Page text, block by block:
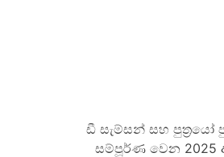
ඩී සැම්සන් සහ පුත්‍රයෝ
සම්පූර්ණ වෙන 2025